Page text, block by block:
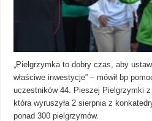
„Pielgrzymka to dobry czas, aby
właściwe inwestycje” – mówił bp
uczestników 44. Pieszej Pielgrzymki z
która wyruszyła 2 sierpnia z
ponad 300 pielgrzymów.